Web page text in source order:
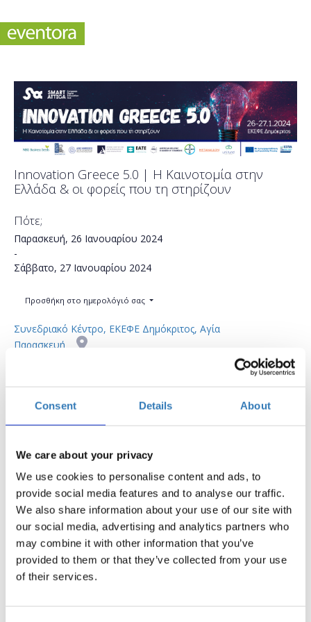
Consent Details About
We care about your privacy
We use cookies to personalise content and ads, to
provide social media features and to analyse our traffic.
We also share information about your use of our site with
our social media, advertising and analytics partners who
may combine it with other information that you’ve
provided to them or that they’ve collected from your use
of their services.
Innovation Greece 5.0 | Η Καινοτομία στην
Ελλάδα & οι φορείς που τη στηρίζουν
Πότε;
Παρασκευή, 26 Ιανουαρίου 2024
-
Σάββατο, 27 Ιανουαρίου 2024
Προσθήκη στο ημερολόγιό σας
Συνεδριακό Κέντρο, ΕΚΕΦΕ Δημόκριτος, Αγία
Παρασκευή
Δήλωση συμμετοχής Η περίοδος εγγραφών έχει λήξει.
To συνέδριο«Innovation Greece 5.0: Η Καινοτομία στην
Ελλάδα και οι φορείς που τη στηρίζουν»
πραγματοποιείται τη φετινή χρονιά στις 26 και 27 Ιανουαρίου
2024, στο Συνεδριακό Kέντρο του ΕΚΕΦΕ Δημόκριτος.
ΠΡΟΓΡΑΜΜΑ ΣΥΝΕΔΡΙΟΥ
Παρασκευή 26.1, 10:30